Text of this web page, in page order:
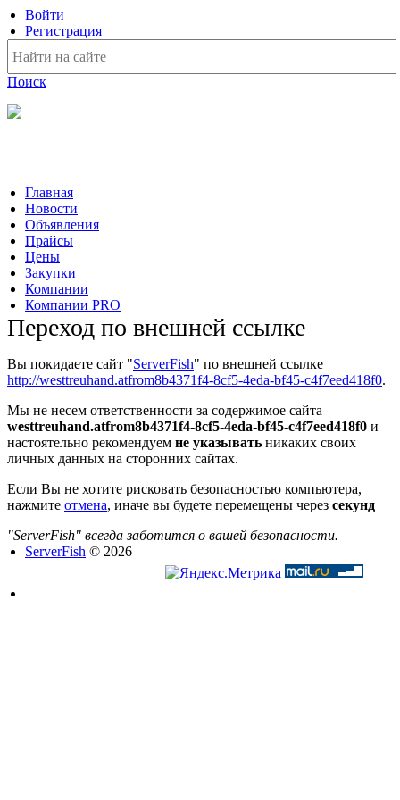
Войти
Регистрация
Поиск
Главная
Новости
Объявления
Прайсы
Цены
Закупки
Компании
Компании PRO
Переход по внешней ссылке
Вы покидаете сайт "ServerFish" по внешней ссылке
http://westtreuhand.atfrom8b4371f4-8cf5-4eda-bf45-c4f7eed418f0.
Мы не несем ответственности за содержимое сайта
westtreuhand.atfrom8b4371f4-8cf5-4eda-bf45-c4f7eed418f0 и
настоятельно рекомендуем не указывать никаких своих
личных данных на сторонних сайтах.
Если Вы не хотите рисковать безопасностью компьютера,
нажмите отмена, иначе вы будете перемещены через секунд
"ServerFish" всегда заботится о вашей безопасности.
ServerFish © 2026